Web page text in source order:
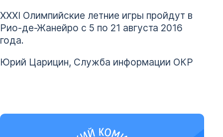
XXXI Олимпийские летние игры пройдут в
Рио-де-Жанейро с 5 по 21 августа 2016
года.
Юрий Царицин, Служба информации ОКР